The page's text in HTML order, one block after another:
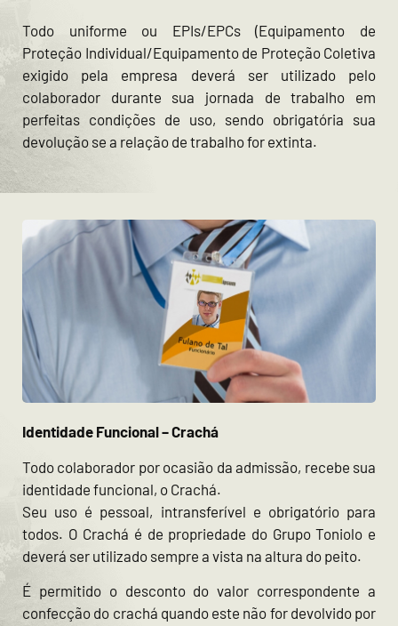
Todo uniforme ou EPIs/EPCs (Equipamento de
Proteção Individual/Equipamento de Proteção Coletiva
exigido pela empresa deverá ser utilizado pelo
colaborador durante sua jornada de trabalho em
perfeitas condições de uso, sendo obrigatória sua
devolução se a relação de trabalho for extinta.
Identidade Funcional – Crachá
Todo colaborador por ocasião da admissão, recebe sua
identidade funcional, o Crachá.
Seu uso é pessoal, intransferível e obrigatório para
todos. O Crachá é de propriedade do Grupo Toniolo e
deverá ser utilizado sempre a vista na altura do peito.
É permitido o desconto do valor correspondente a
confecção do crachá quando este não for devolvido por